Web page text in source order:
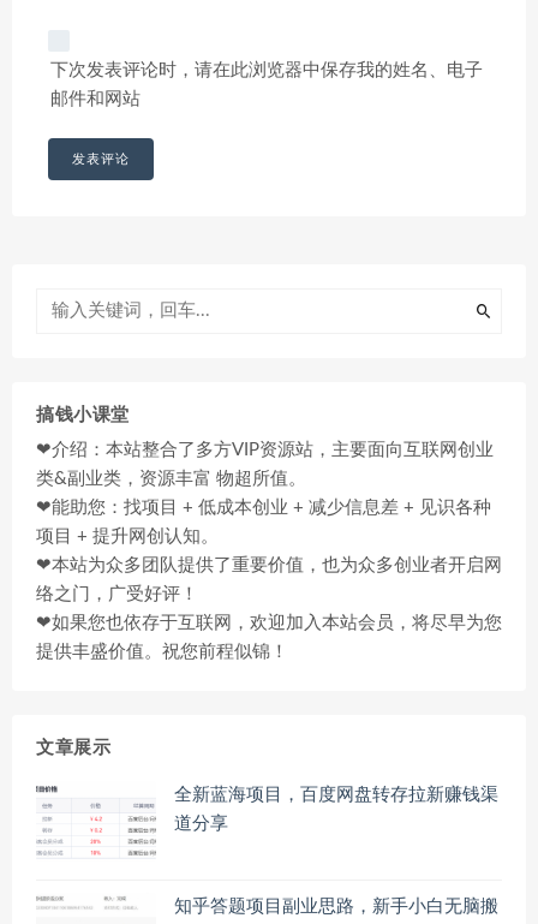
下次发表评论时，请在此浏览器中保存我的姓名、电子
邮件和网站
搞钱小课堂
❤介绍：本站整合了多方VIP资源站，主要面向互联网创业
类&副业类，资源丰富 物超所值。
❤能助您：找项目 + 低成本创业 + 减少信息差 + 见识各种
项目 + 提升网创认知。
❤本站为众多团队提供了重要价值，也为众多创业者开启网
络之门，广受好评！
❤如果您也依存于互联网，欢迎加入本站会员，将尽早为您
提供丰盛价值。祝您前程似锦！
文章展示
全新蓝海项目，百度网盘转存拉新赚钱渠
道分享
知乎答题项目副业思路，新手小白无脑搬